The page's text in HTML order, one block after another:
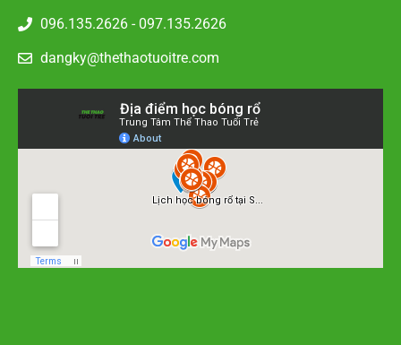
096.135.2626 - 097.135.2626
dangky@thethaotuoitre.com